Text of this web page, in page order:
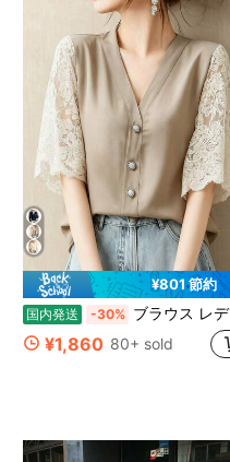
¥801 節約
国内発送 -30% ブラウス レディース レース刺繍スリーブ Vネック 半袖 前開きボタン 夏用 大人可愛い
¥1,860 80+ sold